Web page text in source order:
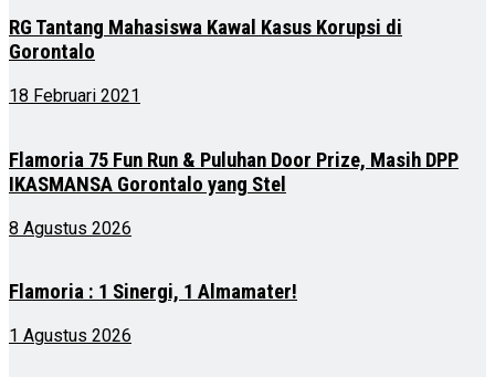
RG Tantang Mahasiswa Kawal Kasus Korupsi di
Gorontalo
18 Februari 2021
Flamoria 75 Fun Run & Puluhan Door Prize, Masih DPP
IKASMANSA Gorontalo yang Stel
8 Agustus 2026
Flamoria : 1 Sinergi, 1 Almamater!
1 Agustus 2026